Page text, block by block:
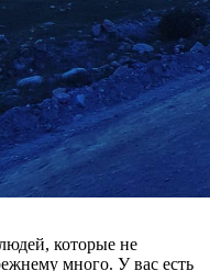
которые не
много. У вас есть